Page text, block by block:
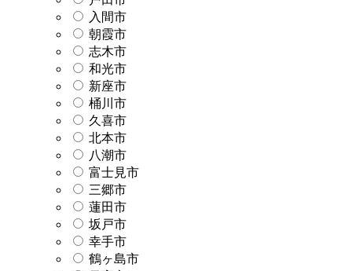
入間市
朝霞市
志木市
和光市
新座市
桶川市
久喜市
北本市
八潮市
富士見市
三郷市
蓮田市
坂戸市
幸手市
鶴ヶ島市